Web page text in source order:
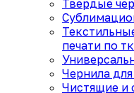
Твердые
печати по
Чернила
Чистящие и